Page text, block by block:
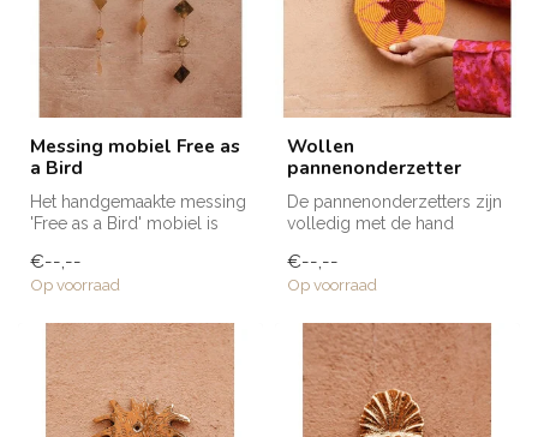
Messing mobiel Free as
a Bird
Het handgemaakte messing
'Free as a Bird' mobiel is
gemaa...
€--,--
Op voorraad
Wollen
pannenonderzetter
De pannenonderzetters zijn
volledig met de hand
Elke ond...
€--,--
Op voorraad